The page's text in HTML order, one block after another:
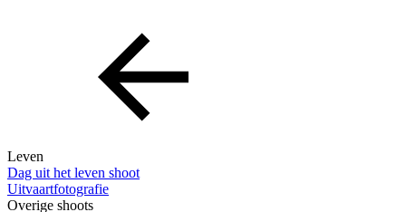
Leven
Dag uit het leven shoot
Uitvaartfotografie
Overige shoots